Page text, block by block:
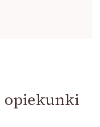
opiekunki